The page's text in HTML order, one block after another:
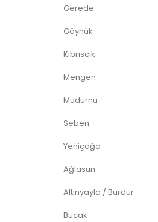
Gerede
Göynük
Kıbrıscık
Mengen
Mudurnu
Seben
Yeniçağa
Ağlasun
Altınyayla / Burdur
Bucak